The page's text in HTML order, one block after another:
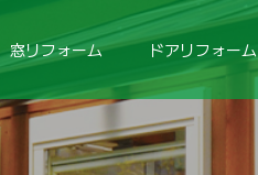
窓リフォーム ドアリフォーム